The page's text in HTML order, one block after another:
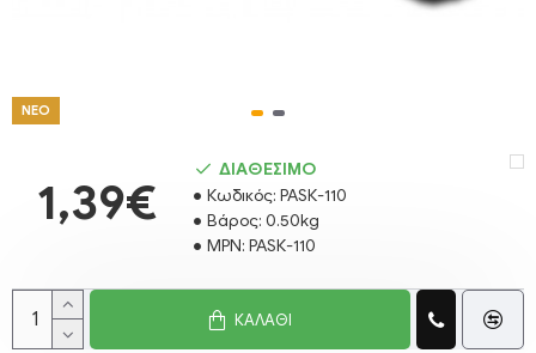
ΝΕΟ
1,39€
ΔΙΑΘΕΣΙΜΟ
Κωδικός: PASΚ-110
Βάρος: 0.50kg
MPN: PASΚ-110
ΚΑΛΆΘΙ